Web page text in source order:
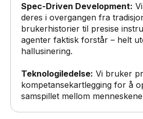
Spec-Driven Development:
deres i overgangen fra
brukerhistorier til presise
agenter faktisk forstår – helt
hallusinering.
Teknologiledelse: Vi bruker
kompetansekartlegging for å
samspillet mellom